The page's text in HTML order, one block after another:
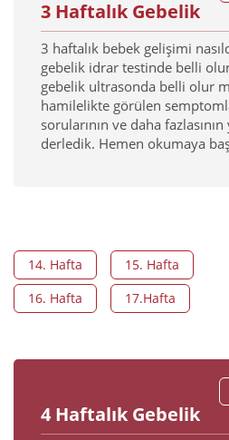
3 Haftalık Gebelik
3 haftalık bebek gelişimi
gebelik idrar testinde belli
gebelik ultrasonda belli olur
hamilelikte görülen
sorularının ve daha fazlasının
derledik. Hemen okumaya
4 Haftalık Gebelik
14. Hafta
15. Hafta
16. Hafta
17.Hafta